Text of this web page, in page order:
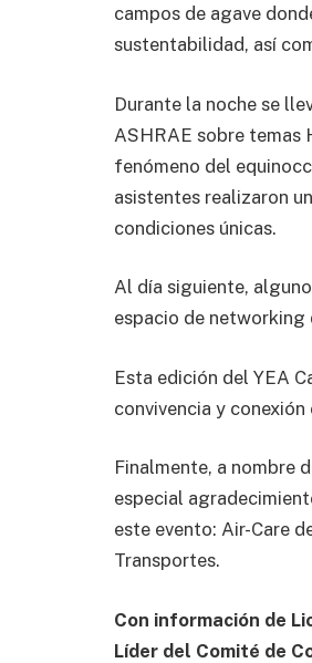
campos de agave
sustentabilidad, así
Durante la noche se
ASHRAE sobre temas
fenómeno del
asistentes realizaron
condiciones únicas.
Al día siguiente,
espacio de networking
Esta edición del YEA
convivencia y
Finalmente, a nombre
especial
este evento: Air-Care
Transportes.
Con información de
Líder del Comité de